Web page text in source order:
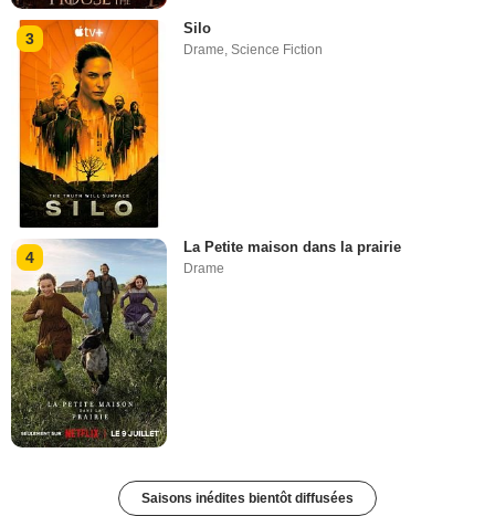
3
Silo
Drame,Science Fiction
4
La Petite maison dans la prairie
Drame
Saisons inédites bientôt diffusées